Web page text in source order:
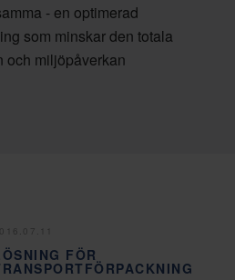
- en optimerad
som minskar den totala
och miljöpåverkan
FÖR
2016.07.11